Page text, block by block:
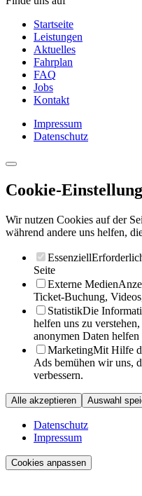
Startseite
Leistungen
Aktuelles
Fahrplan
FAQ
Jobs
Kontakt
Impressum
Datenschutz
Cookie-
Wir nutzen Cookies auf der
während andere uns helfen,
Essenziell
Seite
Externe Medien
Ticket-Buchung,
StatistikDie
helfen uns zu
anonymen Daten
MarketingMit Hilfe
Ads bemühen wir uns,
verbessern.
Alle akzeptieren Auswahl
Datenschutz
Impressum
Cookies anpassen